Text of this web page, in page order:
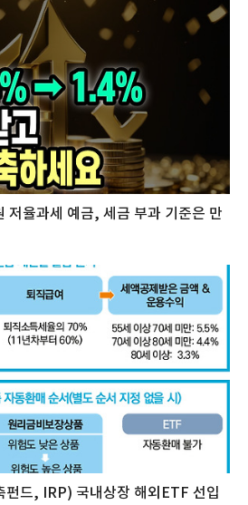
저율과세 예금, 세금 부과 기준은 만
펀드, IRP) 국내상장 해외ETF 선입